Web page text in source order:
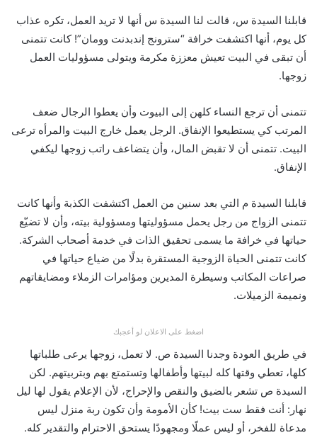
قابلنا السيدة س، قالت لنا السيدة س أنها لا تريد العمل، تكره عذاب
كل يوم، أنها اكتشفت خرافة “سترونج إندبدنت وومان”! كانت تتمنى
أن تبقى في البيت تعيش معززة مكرمة ويتولى مسؤوليات العمل
زوجها.
تتمنى أن ترجع النساء كلهن إلى البيوت وأن يعطوا الرجال ضعف
المرتب كي يستطيعوا الإنفاق. الرجل يعمل خارج البيت والمرأه ترعى
البيت. تتمنى أن لا تقبض المال، وأن يتضاعف راتب زوجها ليكفي
الإنفاق.
قابلنا السيدة م التي بعد سنين من العمل اكتشفت الكذبة وأنها كانت
تتمنى الزواج من رجل يحمل مسؤوليتها ومسؤولية بيته، وأن لا تضيّع
حياتها في خرافة ما يسمى تحقيق الذات في خدمة أصحاب الشركة.
كانت تتمنى الحياة الزوجية المستقرة بدلًا من ضياع حياتها في
صراعات المكاتب وسيطرة المديرين ومؤامرات الزملاء ومضايقاتهم
ونميمة الزميلات.
اضغط على الاعلان لو أعجبك
في طريق العودة وجدنا السيدة ص. لا تعمل، زوجها يرعى طلباتها
كلها، تعطي وقتها كله لبيتها وأطفالها وتستمتع بهم وبتربيتهم. لكن
السيدة ص تشعر بالضيق والنقص والإحراج، لأن الإعلام يقول لها ليل
نهار: أنت فقط ست بيت! كأن الأمومة وأن تكون ربة منزل ليس
مدعاة للفخر، أو ليس عملًا ومجهودًا يستحق الاحترام والتقدير كله.